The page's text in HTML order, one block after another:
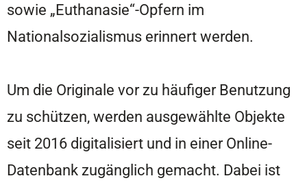
sowie „Euthanasie“-Opfern im
Nationalsozialismus erinnert werden.
Um die Originale vor zu häufiger Benutzung
zu schützen, werden ausgewählte Objekte
seit 2016 digitalisiert und in einer Online-
Datenbank zugänglich gemacht. Dabei ist